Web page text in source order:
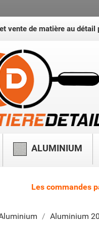
vente de matière au
ALUMINIUM
Les commandes
Aluminium